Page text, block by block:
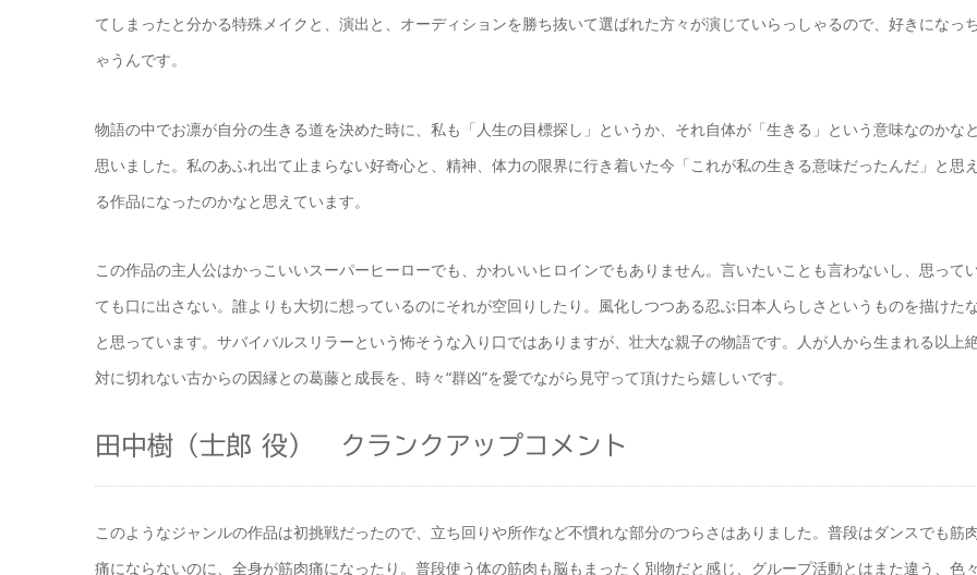
てしまったと分かる特殊メイクと、演出と、オーディションを勝ち抜いて選ばれた方々が演じていらっしゃるので、好きになっち
ゃうんです。
物語の中でお凛が自分の生きる道を決めた時に、私も「人生の目標探し」というか、それ自体が「生きる」という意味なのかなと
思いました。私のあふれ出て止まらない好奇心と、精神、体力の限界に行き着いた今「これが私の生きる意味だったんだ」と思え
る作品になったのかなと思えています。
この作品の主人公はかっこいいスーパーヒーローでも、かわいいヒロインでもありません。言いたいことも言わないし、思って
ても口に出さない。誰よりも大切に想っているのにそれが空回りしたり。風化しつつある忍ぶ日本人らしさというものを描けた
と思っています。サバイバルスリラーという怖そうな入り口ではありますが、壮大な親子の物語です。人が人から生まれる以上
対に切れない古からの因縁との葛藤と成長を、時々“群凶”を愛でながら見守って頂けたら嬉しいです。
田中樹（士郎 役） クランクアップコメント
このようなジャンルの作品は初挑戦だったので、立ち回りや所作など不慣れな部分のつらさはありました。普段はダンスでも筋
痛にならないのに、全身が筋肉痛になったり。普段使う体の筋肉も脳もまったく別物だと感じ、グループ活動とはまた違う、色々